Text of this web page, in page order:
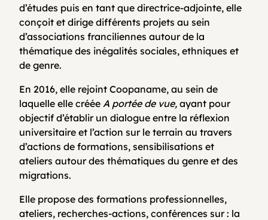
d’études puis en tant que directrice-adjointe, elle
conçoit et dirige différents projets au sein
d’associations franciliennes autour de la
thématique des inégalités sociales, ethniques et
de genre.
En 2016, elle rejoint Coopaname, au sein de
laquelle elle créée A portée de vue, ayant pour
objectif d’établir un dialogue entre la réflexion
universitaire et l’action sur le terrain au travers
d’actions de formations, sensibilisations et
ateliers autour des thématiques du genre et des
migrations.
Elle propose des formations professionnelles,
ateliers, recherches-actions, conférences sur : la